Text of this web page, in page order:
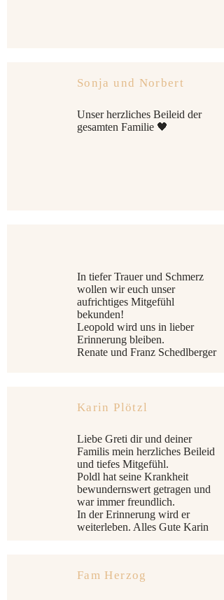
Sonja und Norbert
Unser herzliches Beileid der
gesamten Familie 🖤
In tiefer Trauer und Schmerz
wollen wir euch unser
aufrichtiges Mitgefühl
bekunden!
Leopold wird uns in lieber
Erinnerung bleiben.
Renate und Franz Schedlberger
Karin Plötzl
Liebe Greti dir und deiner
Familis mein herzliches Beileid
und tiefes Mitgefühl.
Poldl hat seine Krankheit
bewundernswert getragen und
war immer freundlich.
In der Erinnerung wird er
weiterleben. Alles Gute Karin
Fam Herzog